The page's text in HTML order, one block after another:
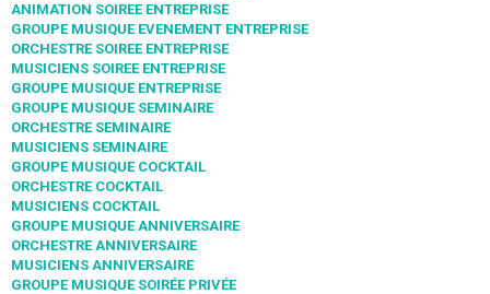
ANIMATION SOIREE ENTREPRISE
GROUPE MUSIQUE EVENEMENT ENTREPRISE
ORCHESTRE SOIREE ENTREPRISE
MUSICIENS SOIREE ENTREPRISE
GROUPE MUSIQUE ENTREPRISE
GROUPE MUSIQUE SEMINAIRE
ORCHESTRE SEMINAIRE
MUSICIENS SEMINAIRE
GROUPE MUSIQUE COCKTAIL
ORCHESTRE COCKTAIL
MUSICIENS COCKTAIL
GROUPE MUSIQUE ANNIVERSAIRE
ORCHESTRE ANNIVERSAIRE
MUSICIENS ANNIVERSAIRE
GROUPE MUSIQUE SOIRÉE PRIVÉE